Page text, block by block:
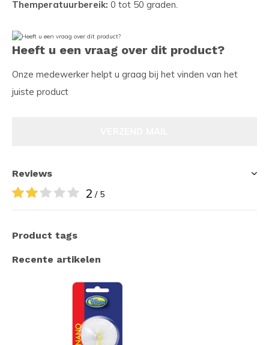
Themperatuurbereik: 0 tot 50 graden.
Heeft u een vraag over dit product?
Onze medewerker helpt u graag bij het vinden van het
juiste product
Reviews
2 / 5
Product tags
Recente artikelen